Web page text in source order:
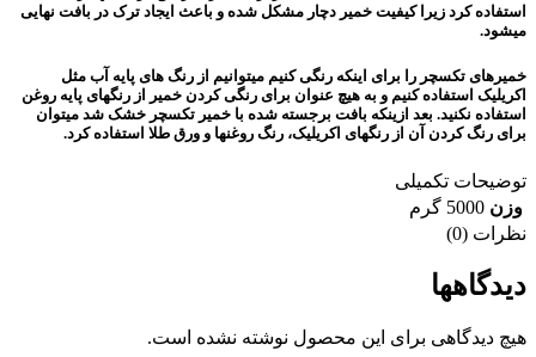
استفاده کرد زیرا کیفیت خمیر دچار مشکل شده و باعث ایجاد ترک در بافت نهایی
میشود.
خمیرهای تکسچر را برای اینکه رنگی کنیم میتوانیم از رنگ های پایه آب مثل
اکریلیک استفاده کنیم و به هیچ عنوان برای رنگی کردن خمیر از رنگهای پایه روغن
استفاده نکنید. بعد ازینکه بافت برجسته شده با خمیر تکسچر خشک شد میتوان
برای رنگ کردن آن از رنگهای اکریلیک، رنگ روغنها و ورق طلا استفاده کرد.
توضیحات تکمیلی
وزن 5000 گرم
نظرات (0)
دیدگاهها
هیچ دیدگاهی برای این محصول نوشته نشده است.